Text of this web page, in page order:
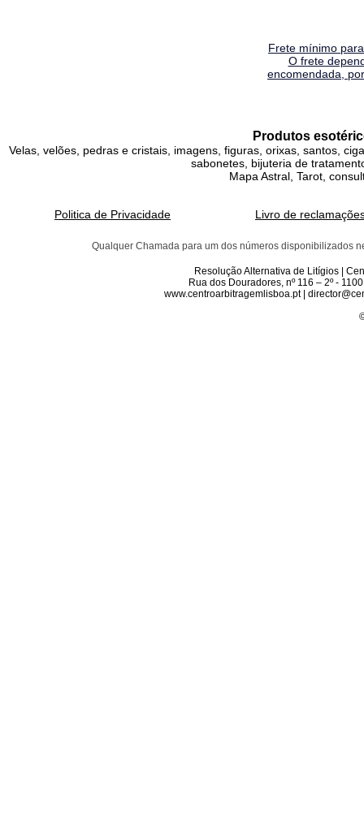
Frete mínimo
O frete
encomendada,
Produtos
Velas, velões, pedras e cristais, imagens, figuras, orixas, santos,
sabonetes, bijuteria de
Mapa Astral, Tarot,
Politica de Privacidade Livro de
Qualquer Chamada para um dos números disponibilizados
Resolução Alternativa de Litígios |
Rua dos Douradores, nº 116 – 2º -
www.centroarbitragemlisboa.pt |